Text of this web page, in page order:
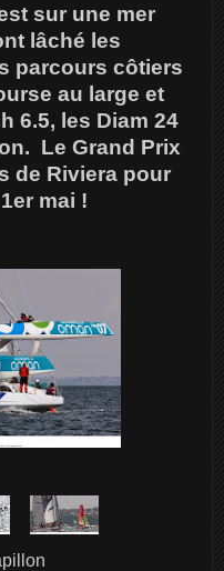
sur une mer
lâché les
parcours côtiers
au large et
6.5, les Diam 24
Le Grand Prix
de Riviera pour
mai !